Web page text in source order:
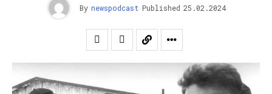
By newspodcast Published 25.02.2024